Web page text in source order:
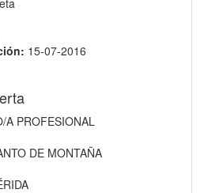
15-07-2016
A PROFESIONAL
DE MONTAÑA